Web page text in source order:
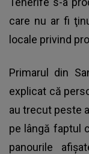
care nu ar fi
locale privind
Primarul din
explicat că
au trecut peste
pe lângă faptul
panourile